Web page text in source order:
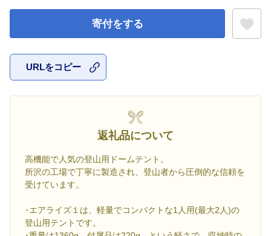
寄付をする
URLをコピー
返礼品について
高機能で人気の登山用ドームテント。
所沢の工場で丁寧に製造され、登山者から圧倒的な信頼を
受けています。
･エアライズ１は、軽量でコンパクトな1人用(最大2人)の
登山用テントです。